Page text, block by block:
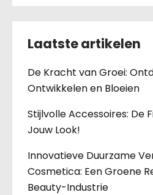
Laatste artikelen
De Kracht van Groei:
Ontwikkelen en Bloeien
Stijlvolle Accessoires: De
Jouw Look!
Innovatieve Duurzame
Cosmetica: Een Groene
Beauty-Industrie